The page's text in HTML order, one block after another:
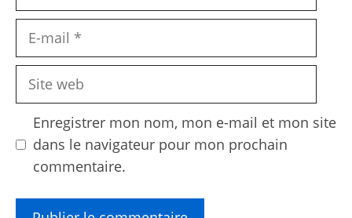
Site
Enregistrer mon nom, mon e-mail et mon site
dans le navigateur pour mon prochain
commentaire.